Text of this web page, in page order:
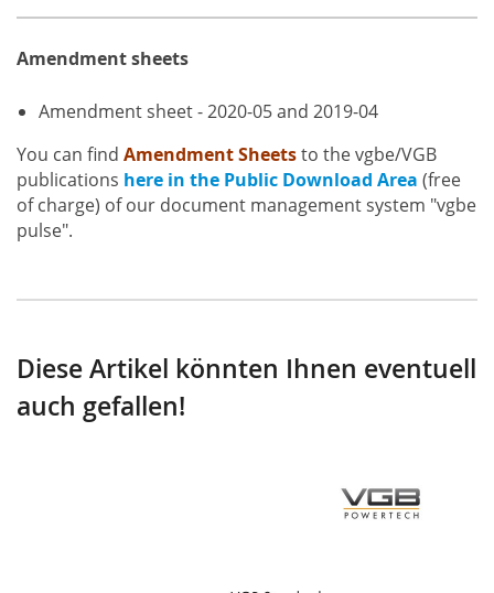
Amendment sheets
Amendment sheet - 2020-05 and 2019-04
You can find Amendment Sheetsto the vgbe/VGB
publications here in the Public Download Area (free
of charge) of our document management system "vgbe
pulse".
Diese Artikel könnten Ihnen eventuell
auch gefallen!